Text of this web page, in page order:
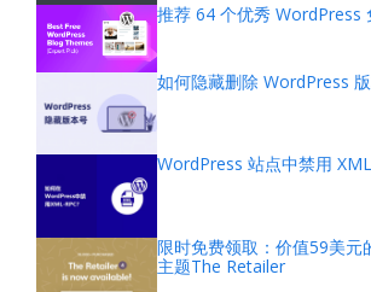
推荐 64 个优秀 WordPress
如何隐藏删除 WordPress
WordPress 站点中禁用
限时免费领取：价值59美元
主题The Retailer